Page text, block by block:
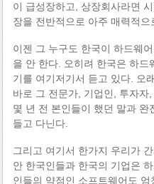
이 급성장하고, 상장회사라면
장을 전반적으로 아주 매력적
이젠 그 누구도 한국이 하드웨
을 안 한다. 오히려 한국은 하
기를 여기저기서 듣고 있다. 오
바로 그 전문가, 기업인, 투자자
몇 년 전 본인들이 했던 말과 완
들고 다닌다.
그리고 여기서 한가지 우리가
안 한국인들과 한국의 기업은
인들의 약점인 소프트웨어도